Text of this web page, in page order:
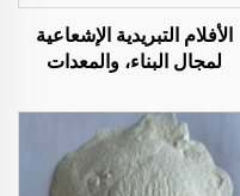
الأفلام التبريدية الإشعاعية
لمجال البناء، والمعدات
الصناعية والمتخصصة،
وخزانات النفط، ومخازن
الحبوب، ووسائل النقل